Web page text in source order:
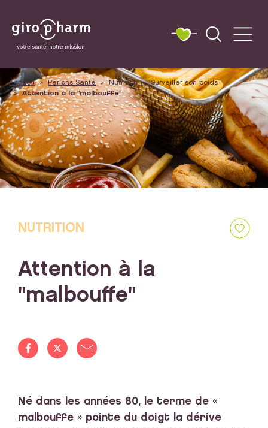
Accueil Parlons Santé Nutrition
Surveiller son poids
Attention à la "malbouffe"
NUTRITION
Attention à la
"malbouffe"
Né dans les années 80, le terme de «
malbouffe » pointe du doigt la dérive